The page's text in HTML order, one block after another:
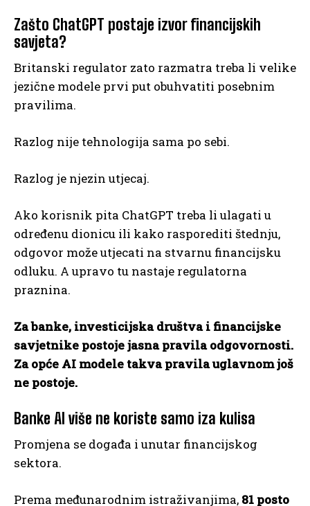
Zašto ChatGPT postaje izvor financijskih
savjeta?
Britanski regulator zato razmatra treba li velike
jezične modele prvi put obuhvatiti posebnim
pravilima.
Razlog nije tehnologija sama po sebi.
Razlog je njezin utjecaj.
Ako korisnik pita ChatGPT treba li ulagati u
određenu dionicu ili kako rasporediti štednju,
odgovor može utjecati na stvarnu financijsku
odluku. A upravo tu nastaje regulatorna
praznina.
Za banke, investicijska društva i financijske
savjetnike postoje jasna pravila odgovornosti.
Za opće AI modele takva pravila uglavnom još
ne postoje.
Banke AI više ne koriste samo iza kulisa
Promjena se događa i unutar financijskog
sektora.
Prema međunarodnim istraživanjima, 81 posto